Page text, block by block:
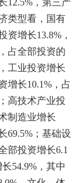
12.5%，第三产
类型看，国有
资增长13.8%，
占全部投资的
工业投资增长
增长10.1%，占
高技术产业投
制造业增长
69.5%；基础设
部投资增长6.1
54.9%，其中